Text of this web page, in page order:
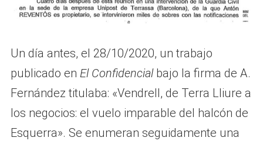
Un día antes, el 28/10/2020, un trabajo
publicado en El Confidencialbajo la firma de A.
Fernández titulaba: «Vendrell, de Terra Lliure a
los negocios: el vuelo imparable del halcón de
Esquerra». Se enumeran seguidamente una